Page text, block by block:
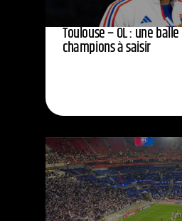
Toulouse – OL : une
champions à saisir